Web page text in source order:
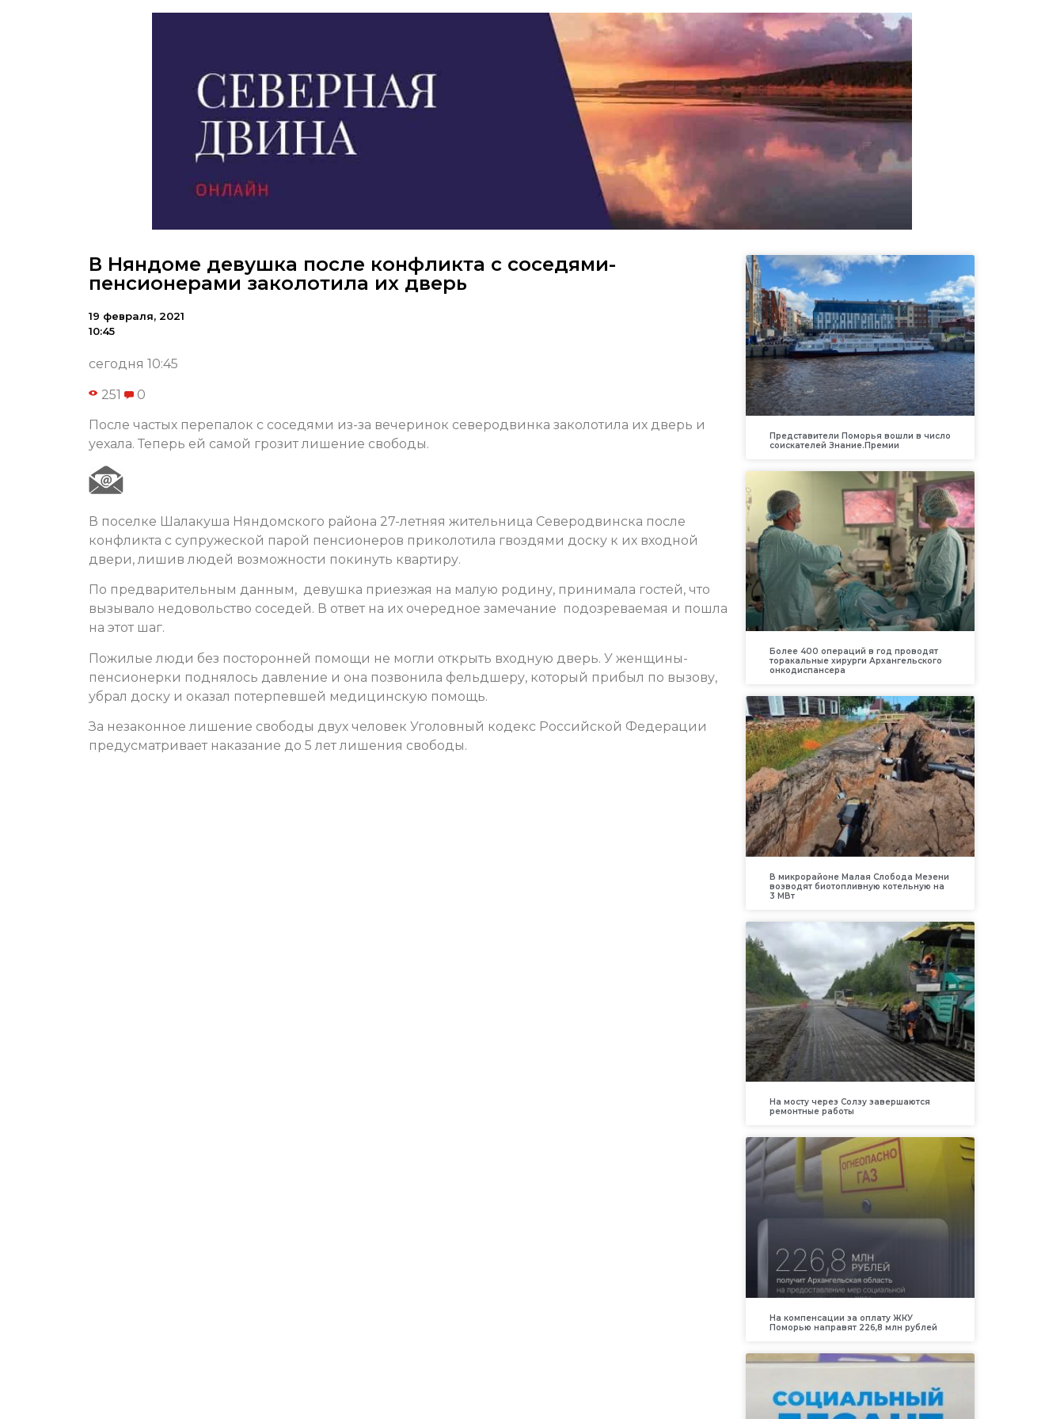
В Няндоме девушка после конфликта с соседями-
пенсионерами заколотила их дверь
19 февраля, 2021
10:45
сегодня 10:45
251 0
После частых перепалок с соседями из-за вечеринок северодвинка заколотила их дверь и
уехала. Теперь ей самой грозит лишение свободы.
В поселке Шалакуша Няндомского района 27-летняя жительница Северодвинска после
конфликта с супружеской парой пенсионеров приколотила гвоздями доску к их входной
двери, лишив людей возможности покинуть квартиру.
По предварительным данным, девушка приезжая на малую родину, принимала гостей, что
вызывало недовольство соседей. В ответ на их очередное замечание подозреваемая и пошла
на этот шаг.
Пожилые люди без посторонней помощи не могли открыть входную дверь. У женщины-
пенсионерки поднялось давление и она позвонила фельдшеру, который прибыл по вызову,
убрал доску и оказал потерпевшей медицинскую помощь.
За незаконное лишение свободы двух человек Уголовный кодекс Российской Федерации
предусматривает наказание до 5 лет лишения свободы.
Представители Поморья вошли в число
соискателей Знание.Премии
Более 400 операций в год проводят
торакальные хирурги Архангельского
онкодиспансера
В микрорайоне Малая Слобода Мезени
возводят биотопливную котельную на
3 МВт
На мосту через Солзу завершаются
ремонтные работы
На компенсации за оплату ЖКУ
Поморью направят 226,8 млн рублей